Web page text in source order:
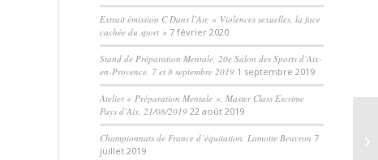
Extrait émission C Dans l’Air, « Violences sexuelles, la face
cachée du sport » 7 février 2020
Stand de Préparation Mentale, 20e Salon des Sports d’Aix-
en-Provence, 7 et 8 septembre 2019 1 septembre 2019
Atelier « Préparation Mentale », Master Class Escrime
Pays d’Aix, 21/08/2019 22 août 2019
Championnats de France d’équitation, Lamotte Beuvron 7
juillet 2019